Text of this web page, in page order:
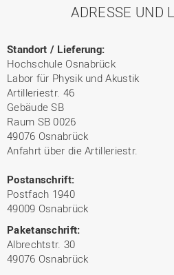
ADRESSE UND
Standort / Lieferung:
Hochschule Osnabrück
Labor für Physik und Akustik
Artilleriestr. 46
Gebäude SB
Raum SB 0026
49076 Osnabrück
Anfahrt über die Artilleriestr.
Postanschrift:
Postfach 1940
49009 Osnabrück
Paketanschrift:
Albrechtstr. 30
49076 Osnabrück